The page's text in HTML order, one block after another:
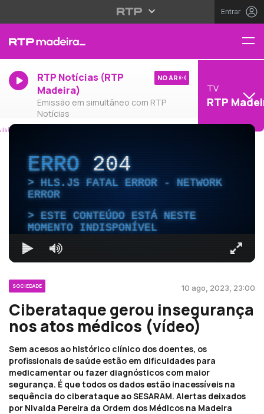
Entrar
RTP Notícias (RTP
Madeira)
Emissão em simultâneo com RTP
Notícias
NO AR
TV
RTP
ERRO204
HLS.JS FATAL ERROR - NETWORK
ERROR
ESTE CONTEÚDO ESTÁ NESTE
MOMENTO INDISPONÍVEL
SOCIEDADE 10 ago, 2023, 23:00
Ciberataque gerou insegurança
nos atos médicos (vídeo)
Sem acesos ao histórico clínico dos doentes, os
profissionais de saúde estão em dificuldades para
medicamentar ou fazer diagnósticos com maior
segurança. É que todos os dados estão inacessíveis na
sequência do ciberataque ao SESARAM. Alertas deixados
por Nivalda Pereira da Ordem dos Médicos na Madeira